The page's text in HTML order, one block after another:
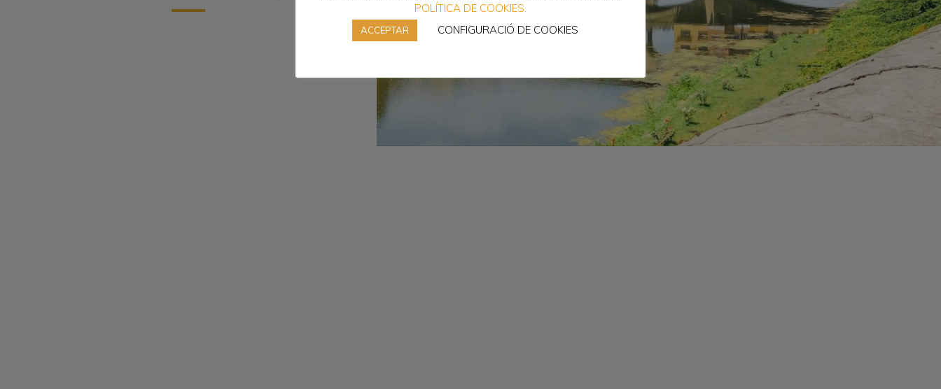
POLÍTICA DE COOKIES.
ACCEPTAR CONFIGURACIÓ DE COOKIES